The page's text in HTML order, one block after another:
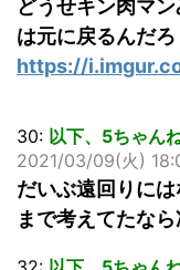
どうせキン肉マ
は元に戻るんだろ
https://
30: 以下、5ちゃん
2021/03/09(火)
だいぶ遠回りに
まで考えてたな